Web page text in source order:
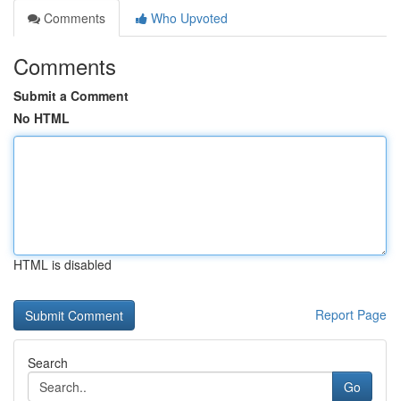
Comments
Who Upvoted
Comments
Submit a Comment
No HTML
HTML is disabled
Report Page
Search
Go